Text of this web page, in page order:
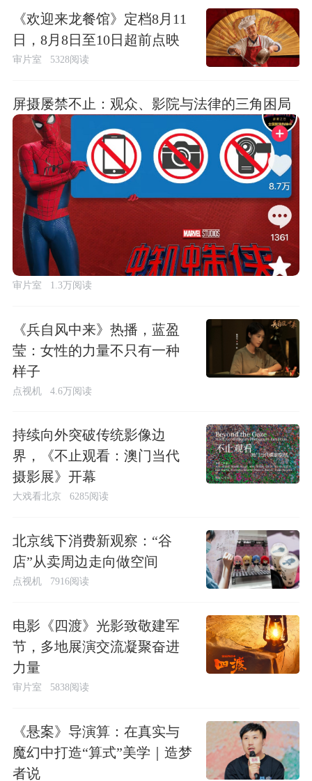
《欢迎来龙餐馆》定档8月11
日，8月8日至10日超前点映
审片室 5328阅读
屏摄屡禁不止：观众、影院与法律的三角困局
审片室 1.3万阅读
《兵自风中来》热播，蓝盈
莹：女性的力量不只有一种
样子
点视机 4.6万阅读
持续向外突破传统影像边
界，《不止观看：澳门当代
摄影展》开幕
大戏看北京 6285阅读
北京线下消费新观察：“谷
店”从卖周边走向做空间
点视机 7916阅读
电影《四渡》光影致敬建军
节，多地展演交流凝聚奋进
力量
审片室 5838阅读
《悬案》导演算：在真实与
魔幻中打造“算式”美学｜造梦
者说